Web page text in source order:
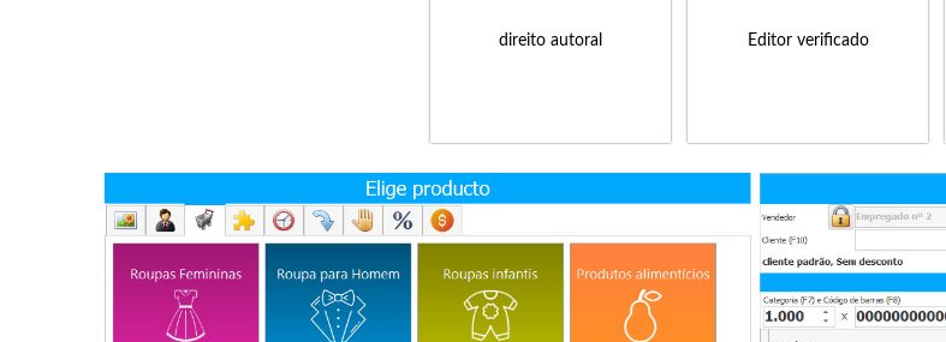
direito autoral Editor verificado